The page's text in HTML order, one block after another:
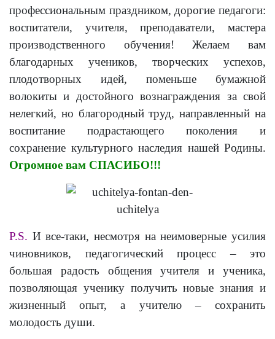
профессиональным праздником, дорогие педагоги:
воспитатели, учителя, преподаватели, мастера
производственного обучения! Желаем вам
благодарных учеников, творческих успехов,
плодотворных идей, поменьше бумажной
волокиты и достойного вознаграждения за свой
нелегкий, но благородный труд, направленный на
воспитание подрастающего поколения и
сохранение культурного наследия нашей Родины.
Огромное вам СПАСИБО!!!
Р.S. И все-таки, несмотря на неимоверные усилия
чиновников, педагогический процесс – это
большая радость общения учителя и ученика,
позволяющая ученику получить новые знания и
жизненный опыт, а учителю – сохранить
молодость души.